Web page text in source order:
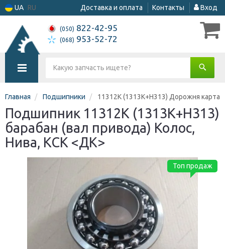
UA RU Доставка и оплата Контакты Вход
(050) 822-42-95
(068) 953-52-72
Главная Подшипники 11312К (1313К+Н313) Дорожня карта
Подшипник 11312К (1313К+Н313)
барабан (вал привода) Колос,
Нива, КСК <ДК>
Топ продаж